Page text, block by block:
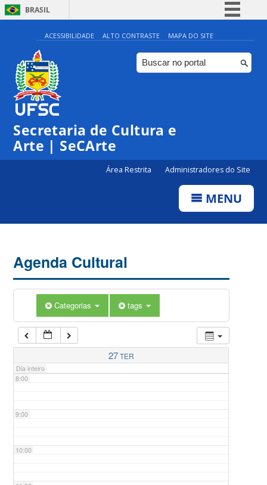
BRASIL
Simplifique!
Comunica BR
Participe
ACESSIBILIDADE ALTO CONTRASTE MAPA DO SITE
Secretaria de Cultura e
Arte | SeCArte
Área Restrita Administradores do Site
MENU
Agenda Cultural
Categorias tags
27TER
Dia inteiro
0:00
1:00
5:00
7:00
8:00
9:00
10:00